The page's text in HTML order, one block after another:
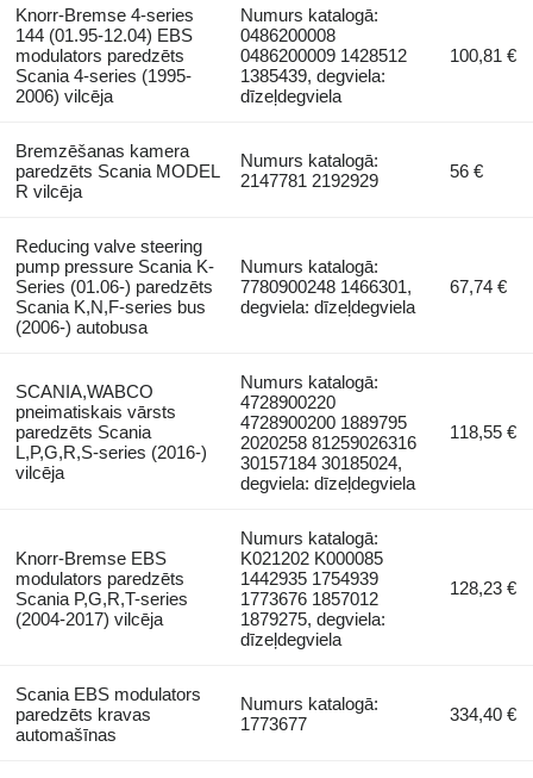
Knorr-Bremse 4-series
144 (01.95-12.04) EBS
modulators paredzēts
Scania 4-series (1995-
2006) vilcēja
Numurs katalogā:
0486200008
0486200009 1428512
1385439, degviela:
dīzeļdegviela
100,81 €
Bremzēšanas kamera
paredzēts Scania MODEL
R vilcēja
Numurs katalogā:
2147781 2192929
56 €
Reducing valve steering
pump pressure Scania K-
Series (01.06-) paredzēts
Scania K,N,F-series bus
(2006-) autobusa
Numurs katalogā:
7780900248 1466301,
degviela: dīzeļdegviela
67,74 €
SCANIA,WABCO
pneimatiskais vārsts
paredzēts Scania
L,P,G,R,S-series (2016-)
vilcēja
Numurs katalogā:
4728900220
4728900200 1889795
2020258 81259026316
30157184 30185024,
degviela: dīzeļdegviela
118,55 €
Knorr-Bremse EBS
modulators paredzēts
Scania P,G,R,T-series
(2004-2017) vilcēja
Numurs katalogā:
K021202 K000085
1442935 1754939
1773676 1857012
1879275, degviela:
dīzeļdegviela
128,23 €
Scania EBS modulators
paredzēts kravas
automašīnas
Numurs katalogā:
1773677
334,40 €